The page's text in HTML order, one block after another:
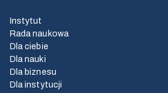
Instytut
Rada naukowa
Dla ciebie
Dla nauki
Dla biznesu
Dla instytucji